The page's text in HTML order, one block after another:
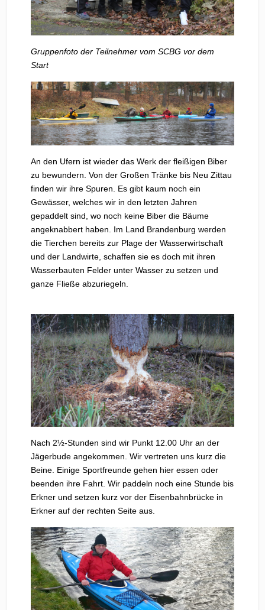
Gruppenfoto der Teilnehmer vom SCBG vor dem
Start
An den Ufern ist wieder das Werk der fleißigen Biber
zu bewundern. Von der Großen Tränke bis Neu Zittau
finden wir ihre Spuren. Es gibt kaum noch ein
Gewässer, welches wir in den letzten Jahren
gepaddelt sind, wo noch keine Biber die Bäume
angeknabbert haben. Im Land Brandenburg werden
die Tierchen bereits zur Plage der Wasserwirtschaft
und der Landwirte, schaffen sie es doch mit ihren
Wasserbauten Felder unter Wasser zu setzen und
ganze Fließe abzuriegeln.
Nach 2½-Stunden sind wir Punkt 12.00 Uhr an der
Jägerbude angekommen. Wir vertreten uns kurz die
Beine. Einige Sportfreunde gehen hier essen oder
beenden ihre Fahrt. Wir paddeln noch eine Stunde bis
Erkner und setzen kurz vor der Eisenbahnbrücke in
Erkner auf der rechten Seite aus.